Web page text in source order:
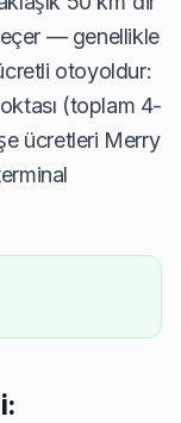
— genellikle
otoyoldur:
(toplam 4-
ücretleri Merry